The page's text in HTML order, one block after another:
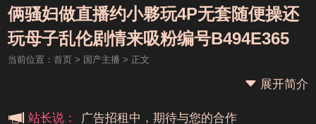
乱伦
俩骚妇做直播约小夥玩4P无套随便操还
玩母子乱伦剧情来吸粉编号B494E365
当前位置： 首页> 国产主播 > 正文
展开简介
站长说：
本站大事件(19j网站发展历程)
广告招租中，期待与您的合作